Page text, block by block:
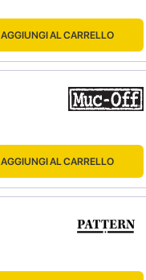
AGGIUNGI AL CARRELLO
AGGIUNGI AL CARRELLO